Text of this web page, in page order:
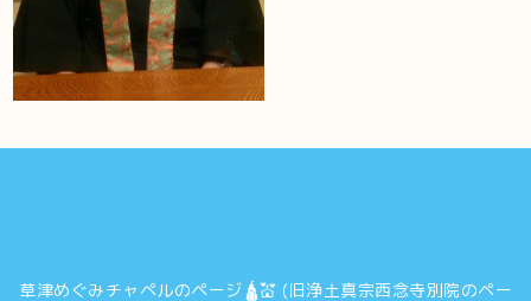
草津めぐみチャペルのページ🛕💒 (旧浄土真宗西念寺別院のペー